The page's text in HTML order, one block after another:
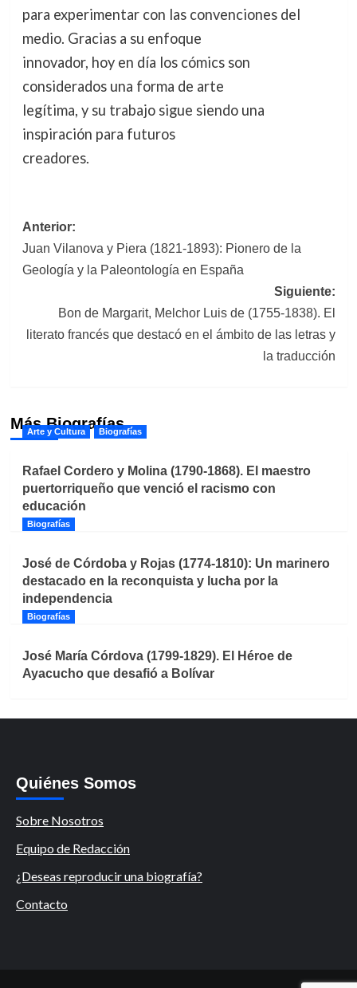
para experimentar con las convenciones del
medio. Gracias a su enfoque
innovador, hoy en día los cómics son
considerados una forma de arte
legítima, y su trabajo sigue siendo una
inspiración para futuros
creadores.
Navegación
de
entradas
Anterior:
Juan Vilanova y Piera (1821-1893): Pionero de la
Geología y la Paleontología en España
Siguiente:
Bon de Margarit, Melchor Luis de (1755-1838). El
literato francés que destacó en el ámbito de las letras y
la traducción
Más Biografías
Arte y Cultura Biografías
Rafael Cordero y Molina (1790-1868). El maestro
puertorriqueño que venció el racismo con
educación
Biografías
José de Córdoba y Rojas (1774-1810): Un marinero
destacado en la reconquista y lucha por la
independencia
Biografías
José María Córdova (1799-1829). El Héroe de
Ayacucho que desafió a Bolívar
Quiénes Somos
Sobre Nosotros
Equipo de Redacción
¿Deseas reproducir una biografía?
Contacto